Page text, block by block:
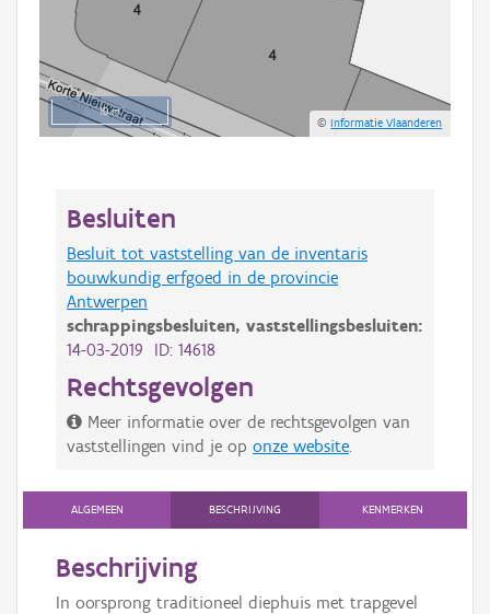
10 m
©Informatie Vlaanderen
Besluiten
Besluit tot vaststelling van de inventaris
bouwkundig erfgoed in de provincie
Antwerpen
schrappingsbesluiten, vaststellingsbesluiten:
14-03-2019 ID: 14618
Rechtsgevolgen
Meer informatie over de rechtsgevolgen van
vaststellingen vind je op onze website
ALGEMEEN BESCHRIJVING KENMERKEN
Beschrijving
In oorsprong traditioneel diephuis met trapgevel